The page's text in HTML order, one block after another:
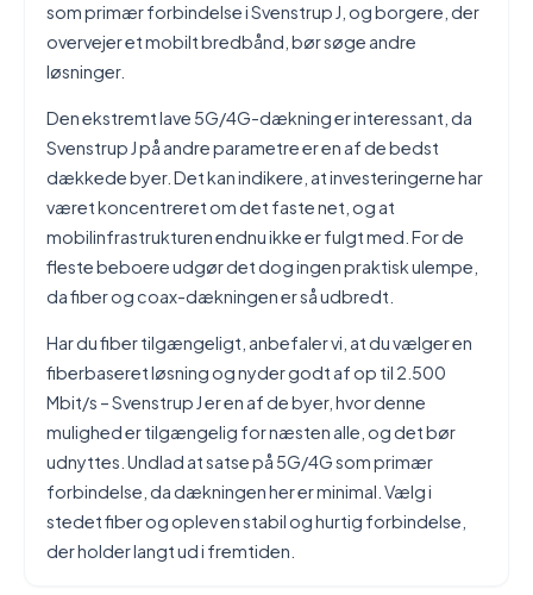
som primær forbindelse i Svenstrup J, og borgere, der
overvejer et mobilt bredbånd, bør søge andre
løsninger.
Den ekstremt lave 5G/4G-dækning er interessant, da
Svenstrup J på andre parametre er en af de bedst
dækkede byer. Det kan indikere, at investeringerne har
været koncentreret om det faste net, og at
mobilinfrastrukturen endnu ikke er fulgt med. For de
fleste beboere udgør det dog ingen praktisk ulempe,
da fiber og coax-dækningen er så udbredt.
Har du fiber tilgængeligt, anbefaler vi, at du vælger en
fiberbaseret løsning og nyder godt af op til 2.500
Mbit/s – Svenstrup J er en af de byer, hvor denne
mulighed er tilgængelig for næsten alle, og det bør
udnyttes. Undlad at satse på 5G/4G som primær
forbindelse, da dækningen her er minimal. Vælg i
stedet fiber og oplev en stabil og hurtig forbindelse,
der holder langt ud i fremtiden.